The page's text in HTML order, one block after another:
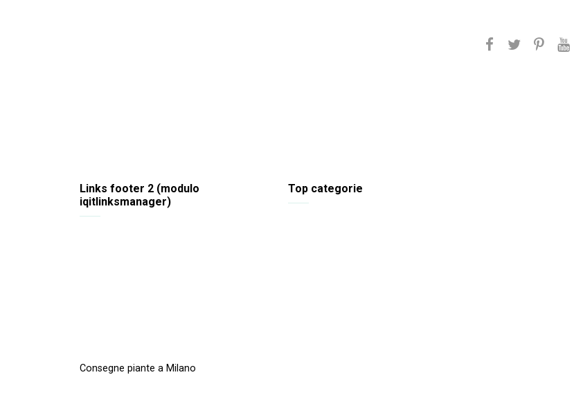
Links footer 2 (modulo
iqitlinksmanager)
Consegne piante a Milano
Top categorie